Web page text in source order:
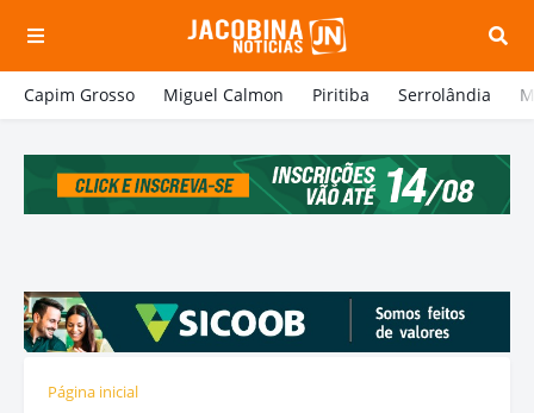
Capim Grosso Miguel Calmon Piritiba Serrolândia
Página inicial